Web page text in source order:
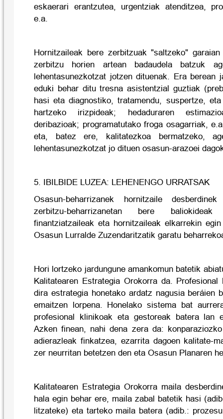
eskaerari erantzutea, urgentziak atenditzea,
e.a.
Hornitzaileak bere zerbitzuak "saltzeko"
zerbitzu horien artean badaudela batzuk
lehentasunezkotzat jotzen dituenak. Era berean
eduki behar ditu tresna asistentzial guztiak
hasi eta diagnostiko, tratamendu, suspertze,
hartzeko irizpideak; hedaduraren
deribazioak; programatutako froga osagarriak,
eta, batez ere, kalitatezkoa bermatzeko,
lehentasunezkotzat jo dituen osasun-arazoei
5. IBILBIDE LUZEA: LEHENENGO URRATSAK
Osasun-beharrizanek hornitzaile
zerbitzu-beharrizanetan bere
finantziatzaileak eta hornitzaileak elkarrekin
Osasun Lurralde Zuzendaritzatik garatu
Hori lortzeko jardungune amankomun batetik
Kalitatearen Estrategia Orokorra da.
dira estrategia honetako ardatz nagusia beráien
emaitzen lorpena. Honelako sistema bat
profesional klinikoak eta gestoreak batera lan
Azken finean, nahi dena zera da:
adierazleak finkatzea, ezarrita dagoen kalitate-
zer neurritan betetzen den eta Osasun Planaren
Kalitatearen Estrategia Orokorra maila
hala egin behar ere, maila zabal batetik hasi
litzateke) eta tarteko maila batera (adib.: